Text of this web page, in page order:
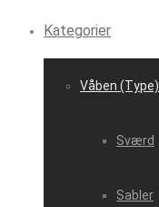
Kategorier
Våben (Type)
Sværd
Sabler